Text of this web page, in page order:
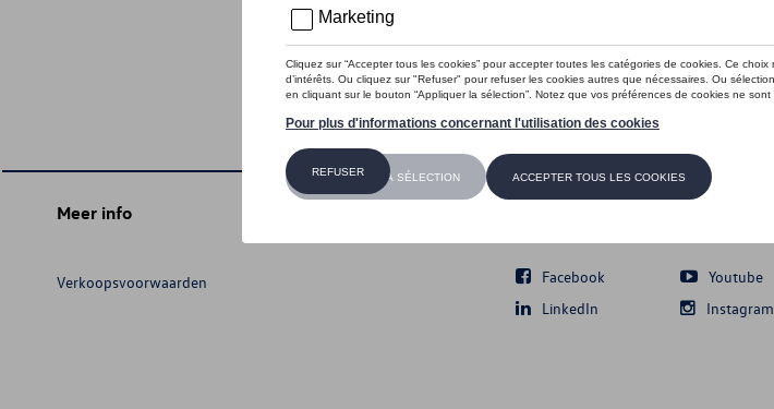
Meer info
Verkoopsvoorwaarden Facebook
Youtube
LinkedIn
Instagram